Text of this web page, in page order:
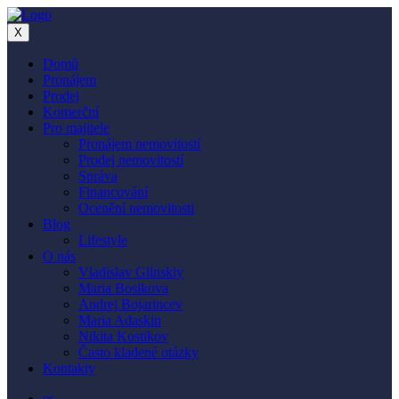
X
Domů
Pronájem
Prodej
Komerční
Pro majitele
Pronájem nemovitostí
Prodej nemovitostí
Správa
Financování
Ocenění nemovitosti
Blog
Lifestyle
O nás
Vladislav Glinskiy
Maria Bosikova
Andrej Bojarincev
Maria Adaskin
Nikita Kostikov
Často kladené otázky
Kontakty